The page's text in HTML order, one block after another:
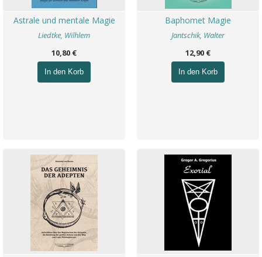
Astrale und mentale Magie
Liedtke, Wilhlem
10,80 €
In den Korb
Baphomet Magie
Jantschik, Walter
12,90 €
In den Korb